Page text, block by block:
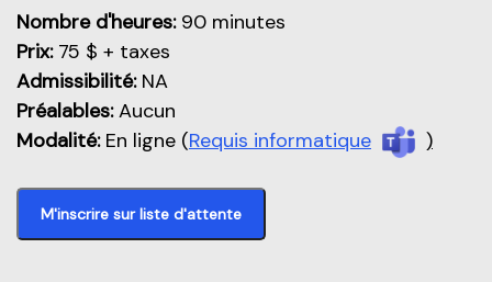
Nombre d'heures:90 minutes
Prix: 75 $ + taxes
Admissibilité:NA
Préalables:Aucun
Modalité:En ligne (Requis informatique )
M'inscrire sur liste d'attente